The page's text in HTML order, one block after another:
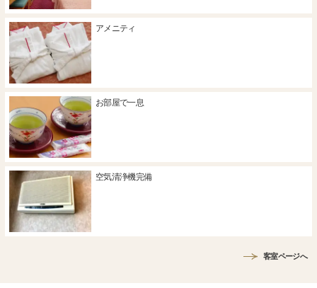
アメニティ
お部屋で一息
空気清浄機完備
客室ページへ